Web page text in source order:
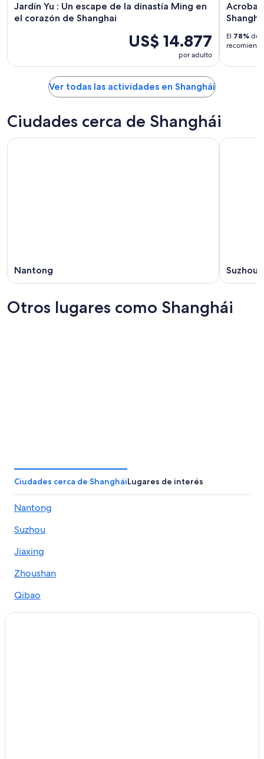
Jardín Yu : Un escape de la dinastía Ming en
el corazón de Shanghai
US$ 14.877
por adulto
El 78% de
Ver todas las actividades en Shanghái
Ciudades cerca de Shanghái
Nantong Suzhou
Otros lugares como Shanghái
Ciudades cerca de ShangháiLugares de interés
Nantong
Suzhou
Jiaxing
Zhoushan
Qibao
Jiashan